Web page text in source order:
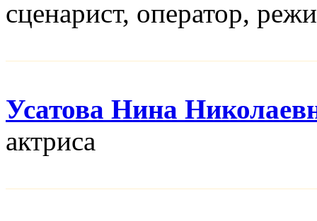
сценарист, оператор,
Усатова Нина
актриса